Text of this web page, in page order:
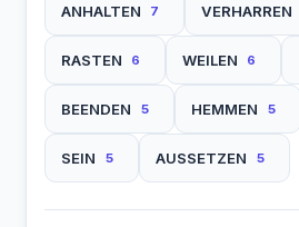
ANHALTEN 7 VERHARREN
RASTEN 6 WEILEN 6
BEENDEN 5 HEMMEN 5
SEIN 5 AUSSETZEN 5